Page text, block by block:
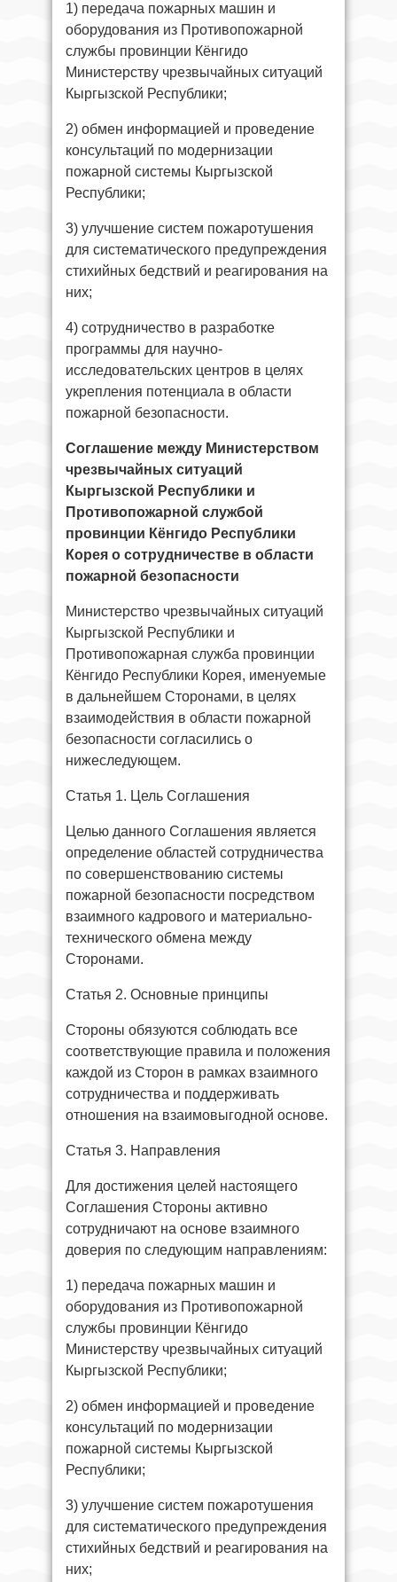
1) передача пожарных машин и
оборудования из Противопожарной
службы провинции Кёнгидо
Министерству чрезвычайных ситуаций
Кыргызской Республики;
2) обмен информацией и проведение
консультаций по модернизации
пожарной системы Кыргызской
Республики;
3) улучшение систем пожаротушения
для систематического предупреждения
стихийных бедствий и реагирования на
них;
4) сотрудничество в разработке
программы для научно-
исследовательских центров в целях
укрепления потенциала в области
пожарной безопасности.
Соглашение между Министерством
чрезвычайных ситуаций
Кыргызской Республики и
Противопожарной службой
провинции Кёнгидо Республики
Корея о сотрудничестве в области
пожарной безопасности
Министерство чрезвычайных ситуаций
Кыргызской Республики и
Противопожарная служба провинции
Кёнгидо Республики Корея, именуемые
в дальнейшем Сторонами, в целях
взаимодействия в области пожарной
безопасности согласились о
нижеследующем.
Статья 1. Цель Соглашения
Целью данного Соглашения является
определение областей сотрудничества
по совершенствованию системы
пожарной безопасности посредством
взаимного кадрового и материально-
технического обмена между
Сторонами.
Статья 2. Основные принципы
Стороны обязуются соблюдать все
соответствующие правила и положения
каждой из Сторон в рамках взаимного
сотрудничества и поддерживать
отношения на взаимовыгодной основе.
Статья 3. Направления
Для достижения целей настоящего
Соглашения Стороны активно
сотрудничают на основе взаимного
доверия по следующим направлениям:
1) передача пожарных машин и
оборудования из Противопожарной
службы провинции Кёнгидо
Министерству чрезвычайных ситуаций
Кыргызской Республики;
2) обмен информацией и проведение
консультаций по модернизации
пожарной системы Кыргызской
Республики;
3) улучшение систем пожаротушения
для систематического предупреждения
стихийных бедствий и реагирования на
них;